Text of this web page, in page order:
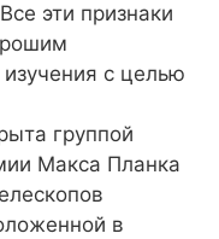
эти признаки
с целью
группой
Макса Планка
в